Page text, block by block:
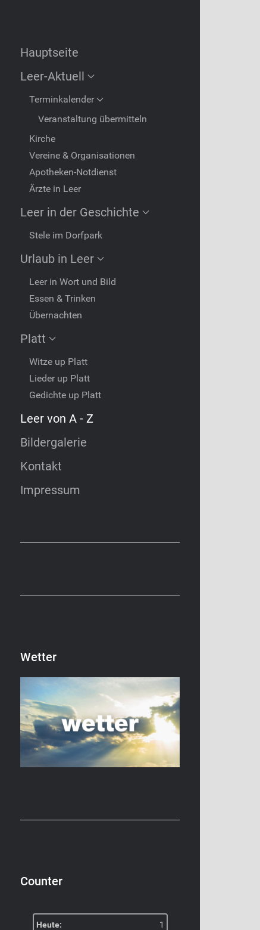
Hauptseite
Leer-Aktuell
Terminkalender
Veranstaltung übermitteln
Kirche
Vereine & Organisationen
Apotheken-Notdienst
Ärzte in Leer
Leer in der Geschichte
Stele im Dorfpark
Urlaub in Leer
Leer in Wort und Bild
Essen & Trinken
Übernachten
Platt
Witze up Platt
Lieder up Platt
Gedichte up Platt
Leer von A - Z
Bildergalerie
Kontakt
Impressum
Wetter
Counter
Heute:
1